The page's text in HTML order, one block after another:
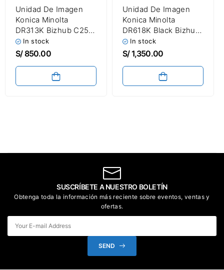
Unidad De Imagen
Konica Minolta
DR313K Bizhub C258
/ C308 / C368 / C458
/ C558 / C658 Drum
In stock
S/850.00
Unidad De Imagen
Konica Minolta
DR618K Black Bizhub
650i / 750i / C450i /
C550i / C650i / C750i
In stock
S/1,350.00
SUSCRÍBETE A NUESTRO BOLETÍN
Obtenga toda la información más reciente sobre eventos, ventas y
ofertas.
SEND